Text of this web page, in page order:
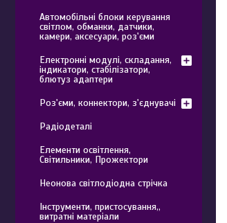
Автомобільні блоки керування
світлом, обманки, датчики,
камери, аксесуари, роз'єми
Електронні модулі, складання,
індикатори, стабілізатори,
блютуз адаптери
Роз'єми, коннектори, з'єднувачі
Радіодеталі
Елементи освітлення,
Світильники, Прожектори
Неонова світлодіодна стрічка
Інструменти, пристосування,,
витратні матеріали